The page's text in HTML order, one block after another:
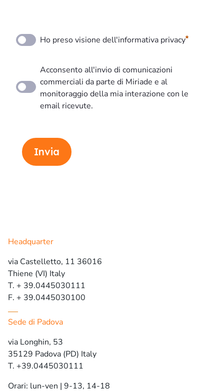
Ho preso visione dell'informativa privacy
Acconsento all'invio di comunicazioni
commerciali da parte di Miriade e al
monitoraggio della mia interazione con le
email ricevute.
Invia
Headquarter
via Castelletto, 11 36016
Thiene (VI) Italy
T. + 39.0445030111
F. + 39.0445030100
Sede di Padova
via Longhin, 53
35129 Padova (PD) Italy
T. +39.0445030111
Orari: lun-ven | 9-13, 14-18